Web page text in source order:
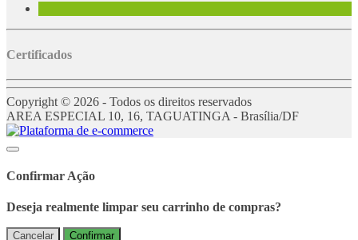
Certificados
Copyright © 2026 - Todos os direitos reservados
AREA ESPECIAL 10, 16, TAGUATINGA - Brasília/DF
Confirmar Ação
Deseja realmente limpar seu carrinho de compras?
Cancelar Confirmar